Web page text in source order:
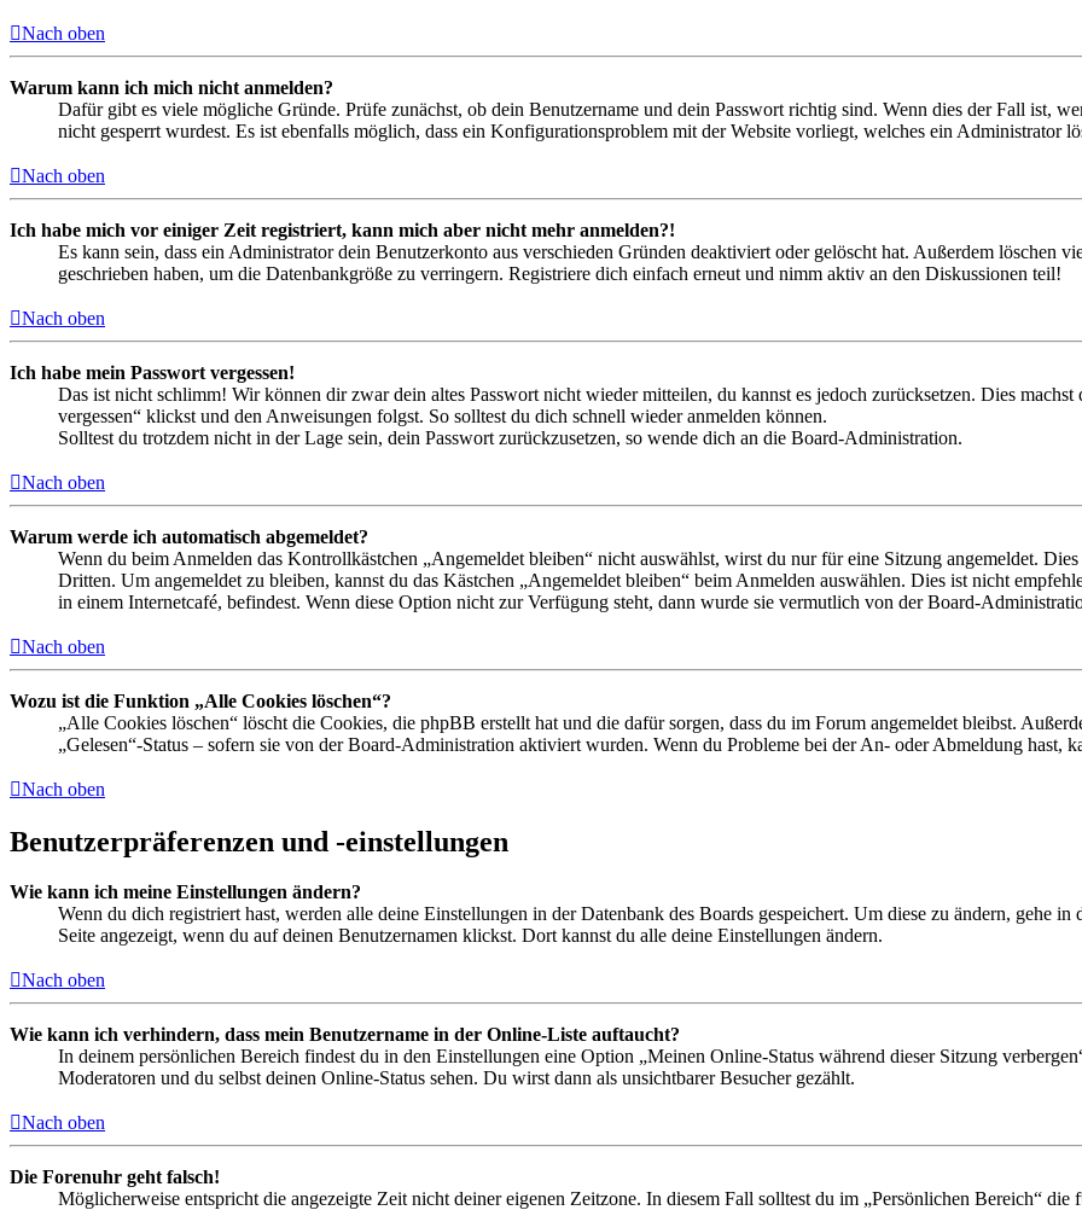
Nach oben
Warum kann ich mich nicht anmelden?
Dafür gibt es viele mögliche Gründe. Prüfe zunächst, ob dein Benutzername und dein Passwort richtig sind. Wenn dies der Fall ist,
nicht gesperrt wurdest. Es ist ebenfalls möglich, dass ein Konfigurationsproblem mit der Website vorliegt, welches ein Administrator
Nach oben
Ich habe mich vor einiger Zeit registriert, kann mich aber nicht mehr anmelden?!
Es kann sein, dass ein Administrator dein Benutzerkonto aus verschieden Gründen deaktiviert oder gelöscht hat. Außerdem löschen
geschrieben haben, um die Datenbankgröße zu verringern. Registriere dich einfach erneut und nimm aktiv an den Diskussionen teil!
Nach oben
Ich habe mein Passwort vergessen!
Das ist nicht schlimm! Wir können dir zwar dein altes Passwort nicht wieder mitteilen, du kannst es jedoch zurücksetzen. Dies
vergessen“ klickst und den Anweisungen folgst. So solltest du dich schnell wieder anmelden können.
Solltest du trotzdem nicht in der Lage sein, dein Passwort zurückzusetzen, so wende dich an die Board-Administration.
Nach oben
Warum werde ich automatisch abgemeldet?
Wenn du beim Anmelden das Kontrollkästchen „Angemeldet bleiben“ nicht auswählst, wirst du nur für eine Sitzung angemeldet.
Dritten. Um angemeldet zu bleiben, kannst du das Kästchen „Angemeldet bleiben“ beim Anmelden auswählen. Dies ist nicht
in einem Internetcafé, befindest. Wenn diese Option nicht zur Verfügung steht, dann wurde sie vermutlich von der Board-
Nach oben
Wozu ist die Funktion „Alle Cookies löschen“?
„Alle Cookies löschen“ löscht die Cookies, die phpBB erstellt hat und die dafür sorgen, dass du im Forum angemeldet bleibst.
„Gelesen“-Status – sofern sie von der Board-Administration aktiviert wurden. Wenn du Probleme bei der An- oder Abmeldung hast,
Nach oben
Benutzerpräferenzen und -einstellungen
Wie kann ich meine Einstellungen ändern?
Wenn du dich registriert hast, werden alle deine Einstellungen in der Datenbank des Boards gespeichert. Um diese zu ändern, gehe
Seite angezeigt, wenn du auf deinen Benutzernamen klickst. Dort kannst du alle deine Einstellungen ändern.
Nach oben
Wie kann ich verhindern, dass mein Benutzername in der Online-Liste auftaucht?
In deinem persönlichen Bereich findest du in den Einstellungen eine Option „Meinen Online-Status während dieser Sitzung
Moderatoren und du selbst deinen Online-Status sehen. Du wirst dann als unsichtbarer Besucher gezählt.
Nach oben
Die Forenuhr geht falsch!
Möglicherweise entspricht die angezeigte Zeit nicht deiner eigenen Zeitzone. In diesem Fall solltest du im „Persönlichen Bereich“